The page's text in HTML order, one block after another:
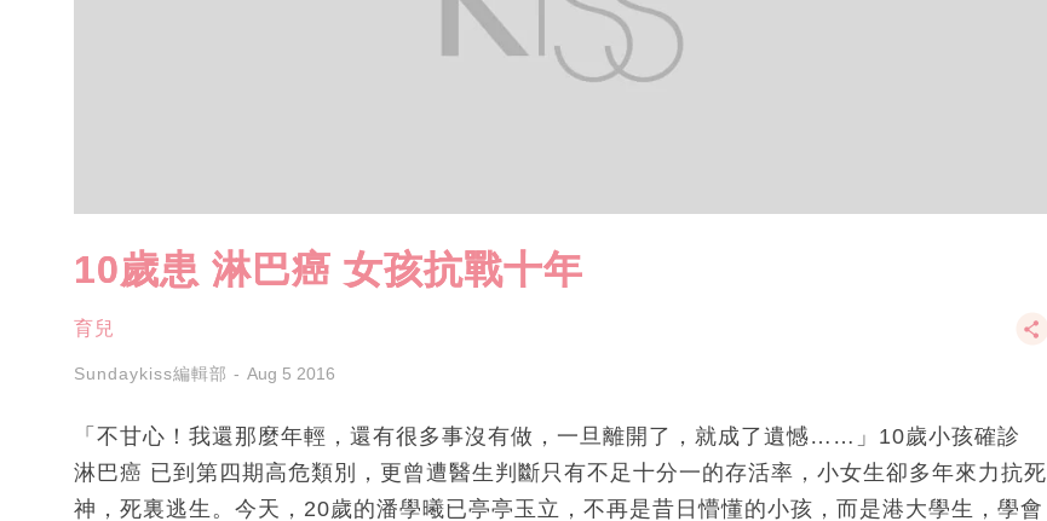
10歲患 淋巴癌 女孩抗戰十年
育兒
Sundaykiss編輯部 Aug 5 2016
「不甘心！我還那麼年輕，還有很多事沒有做，一旦離開了，就成了遺憾……」10歲小孩確診
淋巴癌 已到第四期高危類別，更曾遭醫生判斷只有不足十分一的存活率，小女生卻多年來力抗死
神，死裏逃生。今天，20歲的潘學曦已亭亭玉立，不再是昔日懵懂的小孩，而是港大學生，學會